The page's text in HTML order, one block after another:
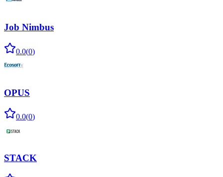
Job Nimbus
0.0(0)
OPUS
0.0(0)
STACK